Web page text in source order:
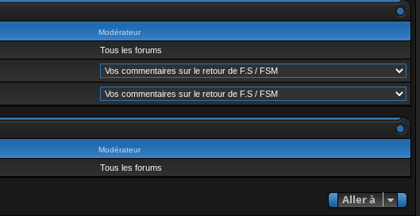
Modérateur
Tous les forums
Modérateur
Tous les forums
Aller à